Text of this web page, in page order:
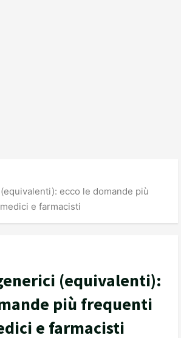
ecco le domande più
e farmacisti
(equivalenti):
più frequenti
e farmacisti